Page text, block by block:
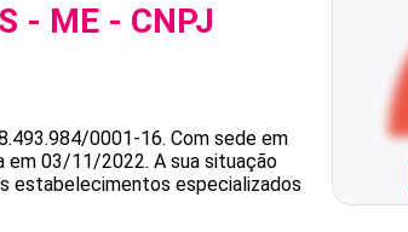
- ME - CNPJ
0001-16. Com sede em
em 03/11/2022. A sua situação
estabelecimentos especializados